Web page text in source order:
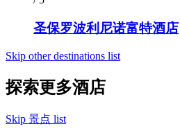
圣保罗波利尼诺富特酒店
Skip other destinations list
探索更多酒店
Skip 景点 list